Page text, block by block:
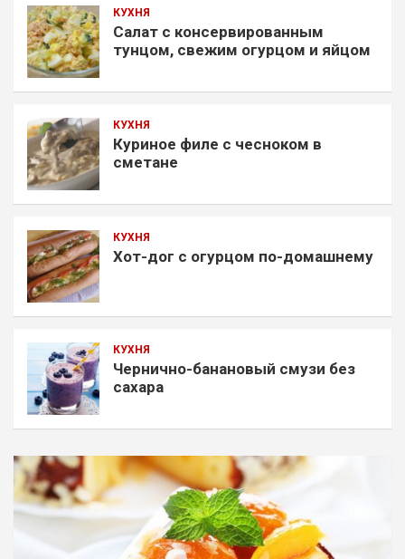
КУХНЯ
Салат с консервированным
тунцом, свежим огурцом и яйцом
КУХНЯ
Куриное филе с чесноком в
сметане
КУХНЯ
Хот-дог с огурцом по-домашнему
КУХНЯ
Чернично-банановый смузи без
сахара